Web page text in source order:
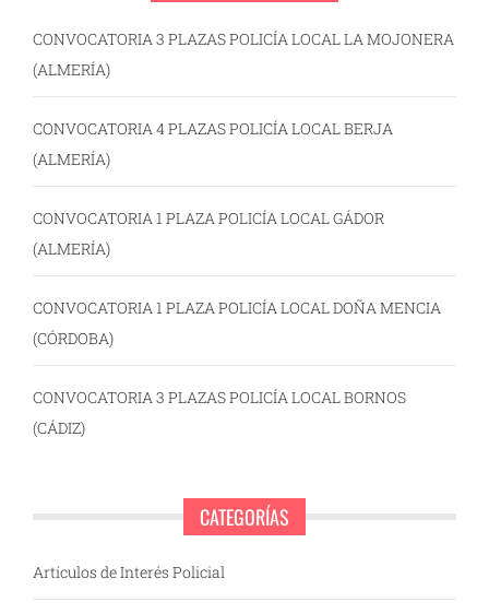
CONVOCATORIA 3 PLAZAS POLICÍA LOCAL LA MOJONERA
(ALMERÍA)
CONVOCATORIA 4 PLAZAS POLICÍA LOCAL BERJA
(ALMERÍA)
CONVOCATORIA 1 PLAZA POLICÍA LOCAL GÁDOR
(ALMERÍA)
CONVOCATORIA 1 PLAZA POLICÍA LOCAL DOÑA MENCIA
(CÓRDOBA)
CONVOCATORIA 3 PLAZAS POLICÍA LOCAL BORNOS
(CÁDIZ)
CATEGORÍAS
Artículos de Interés Policial